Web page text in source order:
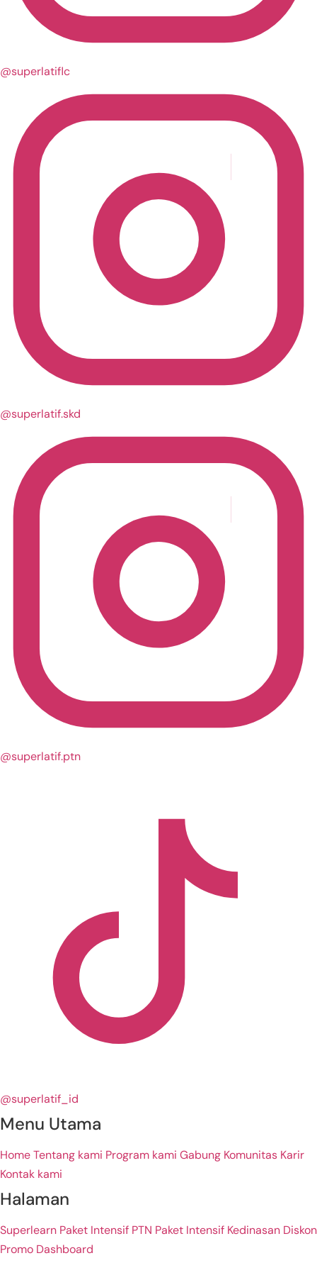
@superlatiflc
@superlatif.skd
@superlatif.ptn
@superlatif_id
Menu Utama
HomeTentang kami Program kami Gabung Komunitas Karir
Kontak kami
Halaman
Superlearn Paket Intensif PTN Paket Intensif Kedinasan Diskon
Promo Dashboard